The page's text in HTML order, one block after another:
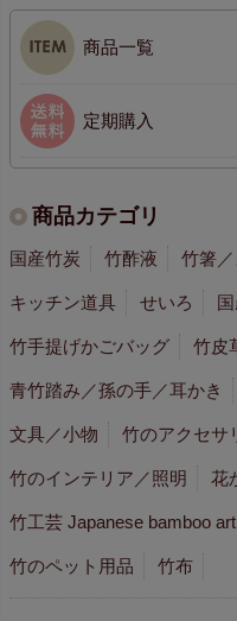
商品一覧
定期購入
商品カテゴリ
国産竹炭 竹酢液 竹箸
キッチン道具 せいろ
竹手提げかごバッグ 竹皮
青竹踏み／孫の手／耳かき
文具／小物 竹のアクセサ
竹のインテリア／照明 花
竹工芸 Japanese bamboo
竹のペット用品 竹布